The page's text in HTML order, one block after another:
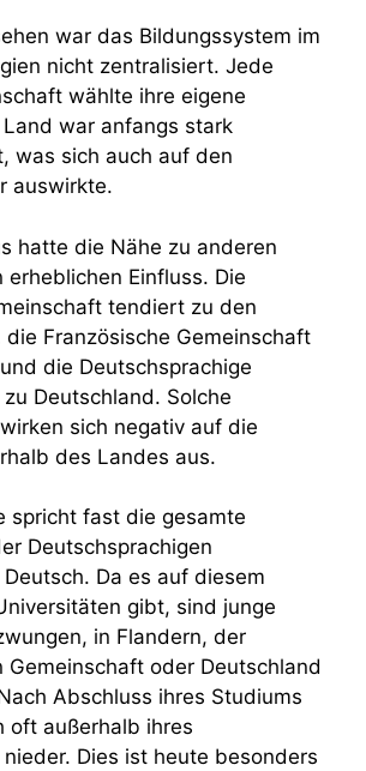
war das Bildungssystem im
nicht zentralisiert. Jede
wählte ihre eigene
Land war anfangs stark
was sich auch auf den
auswirkte.
hatte die Nähe zu anderen
erheblichen Einfluss. Die
tendiert zu den
Französische Gemeinschaft
die Deutschsprachige
Deutschland. Solche
sich negativ auf die
des Landes aus.
spricht fast die gesamte
Deutschsprachigen
Da es auf diesem
gibt, sind junge
in Flandern, der
Gemeinschaft oder Deutschland
Abschluss ihres Studiums
oft außerhalb ihres
Dies ist heute besonders